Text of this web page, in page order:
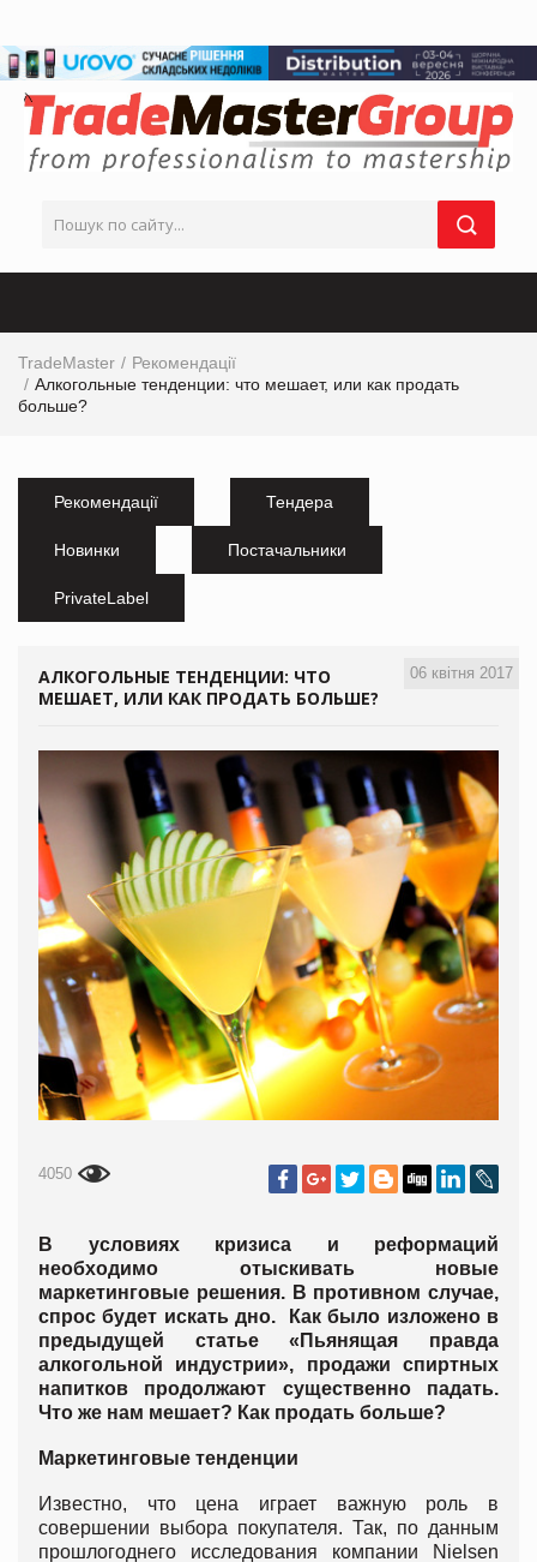
TradeMaster
Рекомендації
Алкогольные тенденции: что мешает, или как продать
больше?
Рекомендації Тендера
Новинки Постачальники
PrivateLabel
06 квітня 2017
АЛКОГОЛЬНЫЕ ТЕНДЕНЦИИ: ЧТО
МЕШАЕТ, ИЛИ КАК ПРОДАТЬ БОЛЬШЕ?
4050
В условиях кризиса и реформаций
необходимо отыскивать новые
маркетинговые решения. В противном случае,
спрос будет искать дно. Как было изложено в
предыдущей статье «Пьянящая правда
алкогольной индустрии», продажи спиртных
напитков продолжают существенно падать.
Что же нам мешает? Как продать больше?
Маркетинговые тенденции
Известно, что цена играет важную роль в
совершении выбора покупателя. Так, по данным
прошлогоднего исследования компании Nielsen